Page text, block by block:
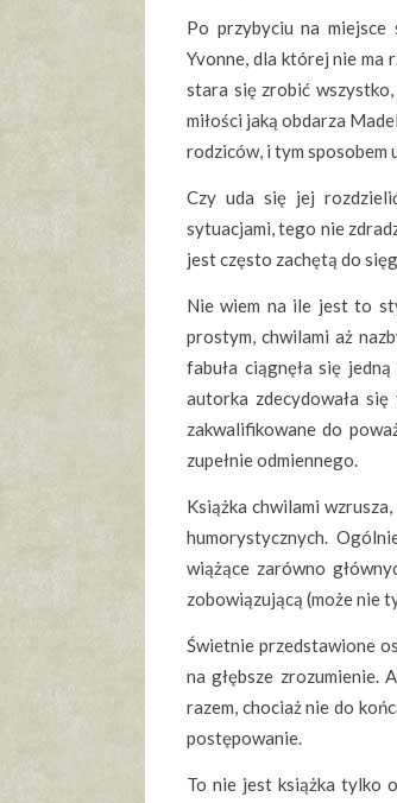
Po przybyciu na miejsce
Yvonne, dla której nie ma
stara się zrobić
miłości jaką obdarza
rodziców, i tym sposobem
Czy uda się jej
sytuacjami, tego nie
jest często zachętą do
Nie wiem na ile jest to
prostym, chwilami aż
fabuła ciągnęła się
autorka zdecydowała
zakwalifikowane do
zupełnie odmiennego.
Książka chwilami
humorystycznych.
wiążące zarówno
zobowiązującą (może nie
Świetnie przedstawione
na głębsze zrozumienie.
razem, chociaż nie do
postępowanie.
To nie jest książka tylko